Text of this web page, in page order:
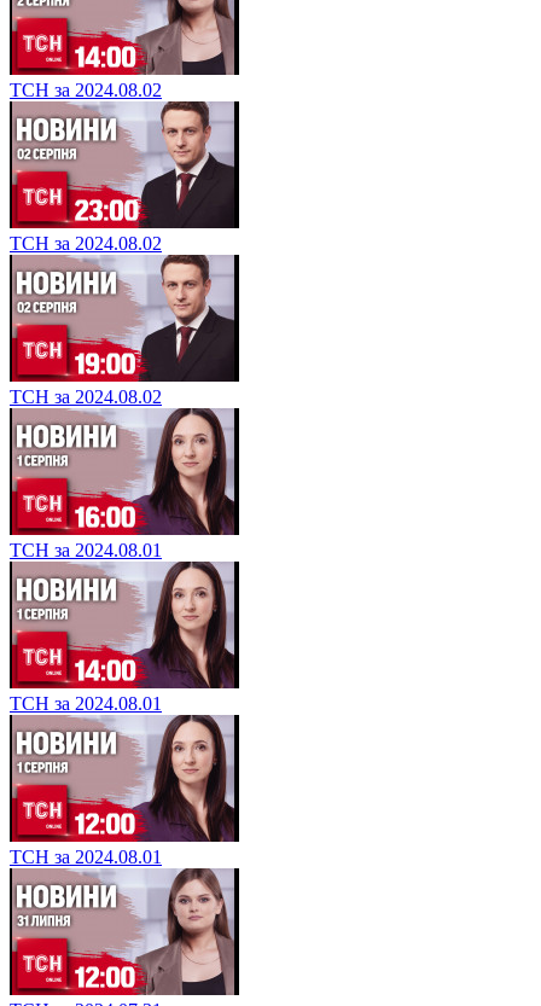
ТСН за 2024.08.02
ТСН за 2024.08.02
ТСН за 2024.08.02
ТСН за 2024.08.02
ТСН за 2024.08.01
ТСН за 2024.08.01
ТСН за 2024.08.01